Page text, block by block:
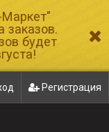
заказов.
будет
Регистрация